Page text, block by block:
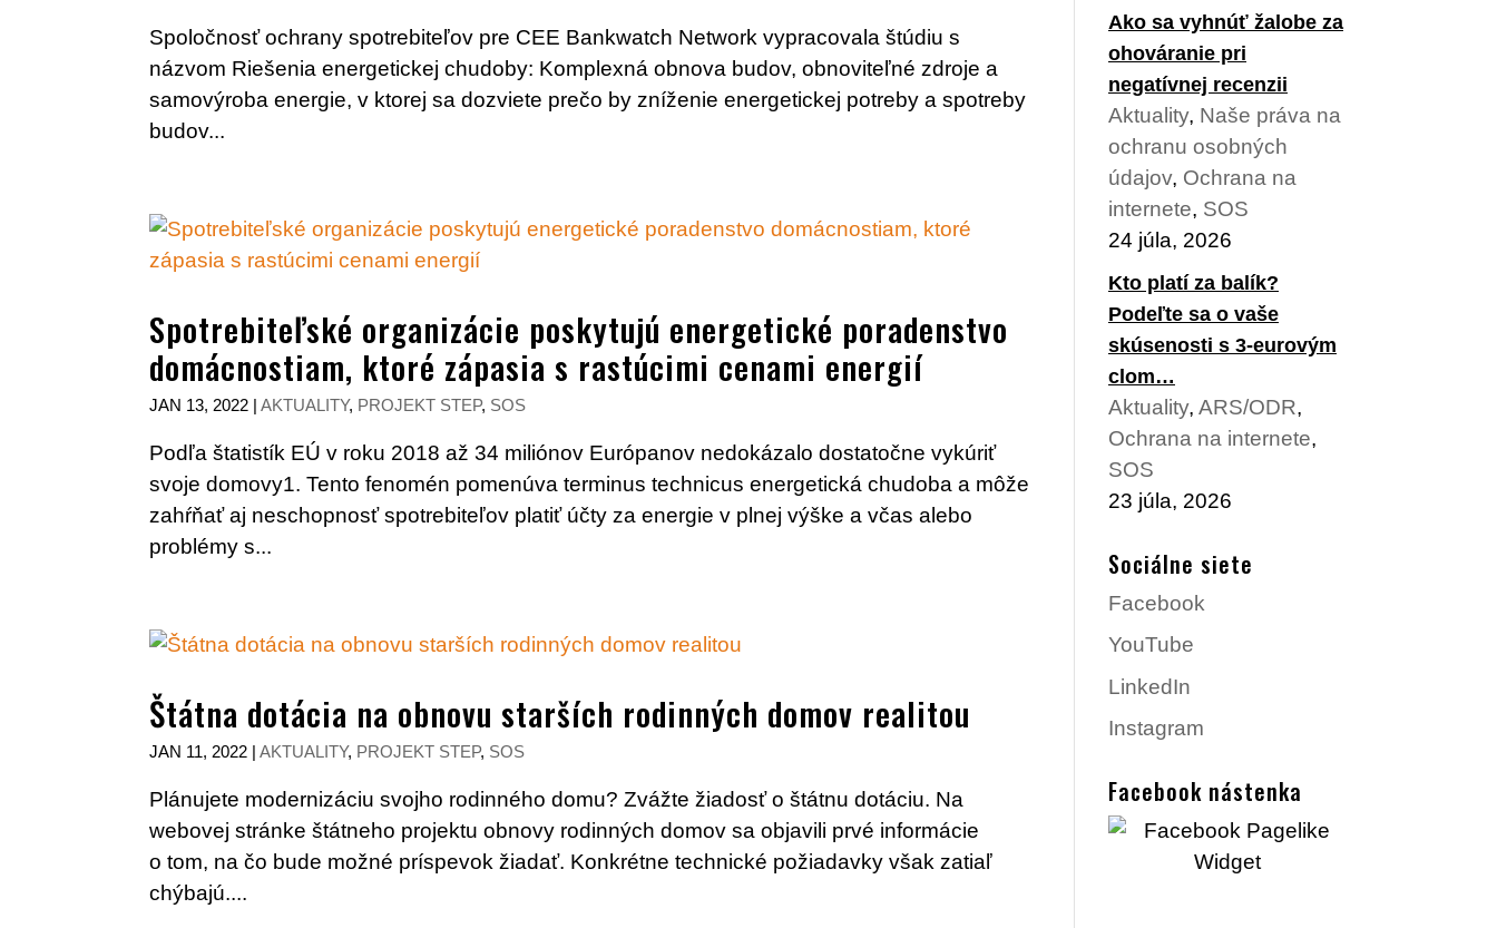
Spoločnosť ochrany spotrebiteľov pre CEE Bankwatch Network vypracovala štúdiu s
názvom Riešenia energetickej chudoby: Komplexná obnova budov, obnoviteľné zdroje a
samovýroba energie, v ktorej sa dozviete prečo by zníženie energetickej potreby a spotreby
budov...
Spotrebiteľské organizácie poskytujú energetické poradenstvo
domácnostiam, ktoré zápasia s rastúcimi cenami energií
JAN 13, 2022 |AKTUALITY, PROJEKT STEP, SOS
Podľa štatistík EÚ v roku 2018 až 34 miliónov Európanov nedokázalo dostatočne vykúriť
svoje domovy1. Tento fenomén pomenúva terminus technicus energetická chudoba a môže
zahŕňať aj neschopnosť spotrebiteľov platiť účty za energie v plnej výške a včas alebo
problémy s...
Štátna dotácia na obnovu starších rodinných domov realitou
JAN 11, 2022 |AKTUALITY, PROJEKT STEP, SOS
Plánujete modernizáciu svojho rodinného domu? Zvážte žiadosť o štátnu dotáciu. Na
webovej stránke štátneho projektu obnovy rodinných domov sa objavili prvé informácie
o tom, na čo bude možné príspevok žiadať. Konkrétne technické požiadavky však zatiaľ
chýbajú....
Ako sa vyhnúť žalobe za
ohováranie pri
negatívnej recenzii
Aktuality, Naše práva na
ochranu osobných
údajov, Ochrana na
internete, SOS
24 júla, 2026
Kto platí za balík?
Podeľte sa o vaše
skúsenosti s 3-eurovým
clom…
Aktuality, ARS/ODR,
Ochrana na internete,
SOS
23 júla, 2026
Sociálne siete
Facebook
YouTube
LinkedIn
Instagram
Facebook nástenka